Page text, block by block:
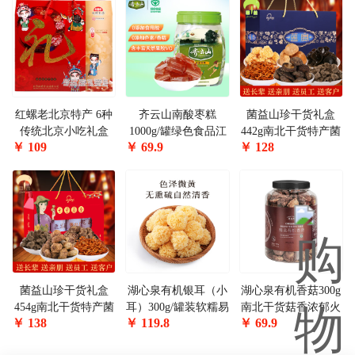
红螺老北京特产 6种
传统北京小吃礼盒
2060g 中华老字号伴
￥ 109
齐云山南酸枣糕
1000g/罐绿色食品江
西特产蜜饯果干休闲
￥ 69.9
菌益山珍干货礼盒
442g南北干货特产菌
菇礼盒大礼包送礼团
￥ 128
菌益山珍干货礼盒
454g南北干货特产菌
菇礼盒大礼包送礼团
￥ 138
湖心泉有机银耳（小
耳）300g/罐装软糯易
出胶有机0添加秋冬
￥ 119.8
湖心泉有机香菇300g
南北干货菇香浓郁火
锅炖汤食材有机0添
加
￥ 69.9